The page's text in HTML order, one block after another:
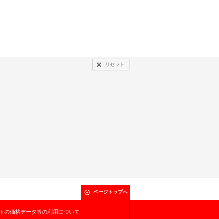
リセット
ページトップへ
の価格データ等の利用について